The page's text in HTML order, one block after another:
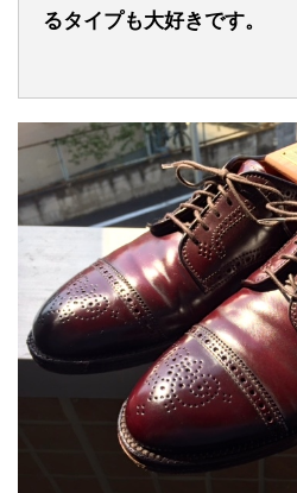
るタイプも大好きです。